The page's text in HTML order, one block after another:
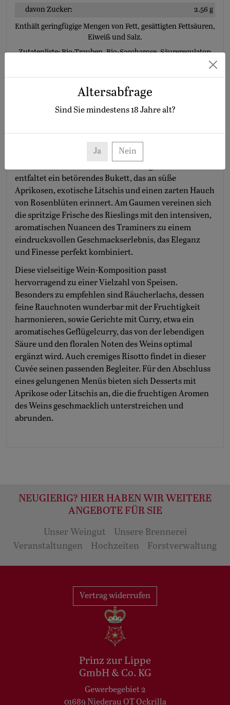
Altersabfrage
Sind Sie mindestens18 Jahre alt?
Ja Nein
davon Zucker:
2.56 g
Enthält geringfügige Mengen von Fett, gesättigten Fettsäuren,
Eiweiß und Salz.
Zutatenliste:Bio-Trauben, Bio-Saccharose, Säureregulator:
DP.GUTSWEIN AUS ÖKOLOGISCHEM ANBAU (DE-Ö
entfaltet ein betörendes Bukett, das an süße
Aprikosen, exotische Litschis und einen zarten Hauch
von Rosenblüten erinnert. Am Gaumen vereinen sich
die spritzige Frische des Rieslings mit den intensiven,
aromatischen Nuancen des Traminers zu einem
eindrucksvollen Geschmackserlebnis, das Eleganz
und Finesse perfekt kombiniert.
Diese vielseitige Wein-Komposition passt
hervorragend zu einer Vielzahl von Speisen.
Besonders zu empfehlen sind Räucherlachs, dessen
feine Rauchnoten wunderbar mit der Fruchtigkeit
harmonieren, sowie Gerichte mit Curry, etwa ein
aromatisches Geflügelcurry, das von der lebendigen
Säure und den floralen Noten des Weins optimal
ergänzt wird. Auch cremiges Risotto findet in dieser
Cuvée seinen passenden Begleiter. Für den Abschluss
eines gelungenen Menüs bieten sich Desserts mit
Aprikose oder Litschis an, die die fruchtigen Aromen
des Weins geschmacklich unterstreichen und
abrunden.
NEUGIERIG? HIER HABEN WIR WEITERE
ANGEBOTE FÜR SIE
Unser Weingut
Unsere Brennerei
Veranstaltungen
Hochzeiten Forstverwaltung
Vertrag widerrufen
Prinz zur Lippe
GmbH & Co. KG
Gewerbegebiet 2
01689 Niederau OT Ockrilla